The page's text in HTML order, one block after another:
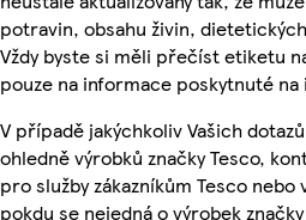
potravin, obsahu živin,
Vždy byste si měli přečíst etiketu
pouze na informace poskytnuté
V případě jakýchkoliv Vašich
ohledně výrobků značky Tesco,
pro služby zákazníkům Tesco
pokdu se nejedná o výrobek